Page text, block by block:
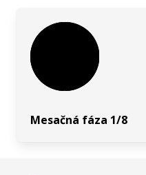
Mesačná fáza 1/8